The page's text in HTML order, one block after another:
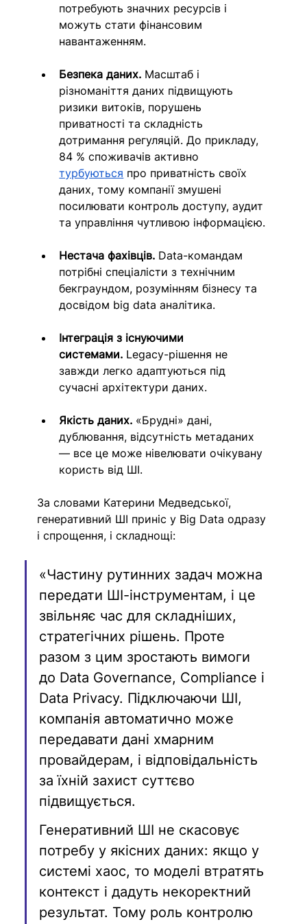
потребують значних ресурсів і
можуть стати фінансовим
навантаженням.
Безпека даних. Масштаб і
різноманіття даних підвищують
ризики витоків, порушень
приватності та складність
дотримання регуляцій. До прикладу,
84 % споживачів активно
турбуються про приватність своїх
даних, тому компанії змушені
посилювати контроль доступу, аудит
та управління чутливою інформацією.
Нестача фахівців. Data-командам
потрібні спеціалісти з технічним
бекграундом, розумінням бізнесу та
досвідом big data аналітика.
Інтеграція з існуючими
системами. Legacy-рішення не
завжди легко адаптуються під
сучасні архітектури даних.
Якість даних. «Брудні» дані,
дублювання, відсутність метаданих
— все це може нівелювати очікувану
користь від ШІ.
За словами Катерини Медведської,
генеративний ШI приніс у Big Data одразу
і спрощення, і складнощі:
«Частину рутинних задач можна
передати ШІ-інструментам, і це
звільняє час для складніших,
стратегічних рішень. Проте
разом з цим зростають вимоги
до Data Governance, Compliance і
Data Privacy. Підключаючи ШI,
компанія автоматично може
передавати дані хмарним
провайдерам, і відповідальність
за їхній захист суттєво
підвищується.
Генеративний ШІ не скасовує
потребу у якісних даних: якщо у
системі хаос, то моделі втратять
контекст і дадуть некоректний
результат. Тому роль контролю